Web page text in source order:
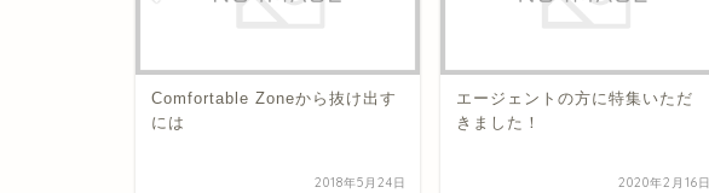
Comfortable Zoneから抜け出す
には
2018年5月24日
エージェントの方に特集いただ
きました！
2020年2月16日